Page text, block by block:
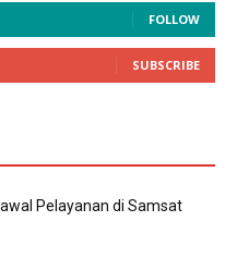
FOLLOW
SUBSCRIBE
Pelayanan di Samsat